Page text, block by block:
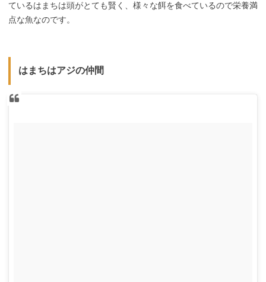
ているはまちは頭がとても賢く、様々な餌を食べているので栄養満
点な魚なのです。
はまちはアジの仲間